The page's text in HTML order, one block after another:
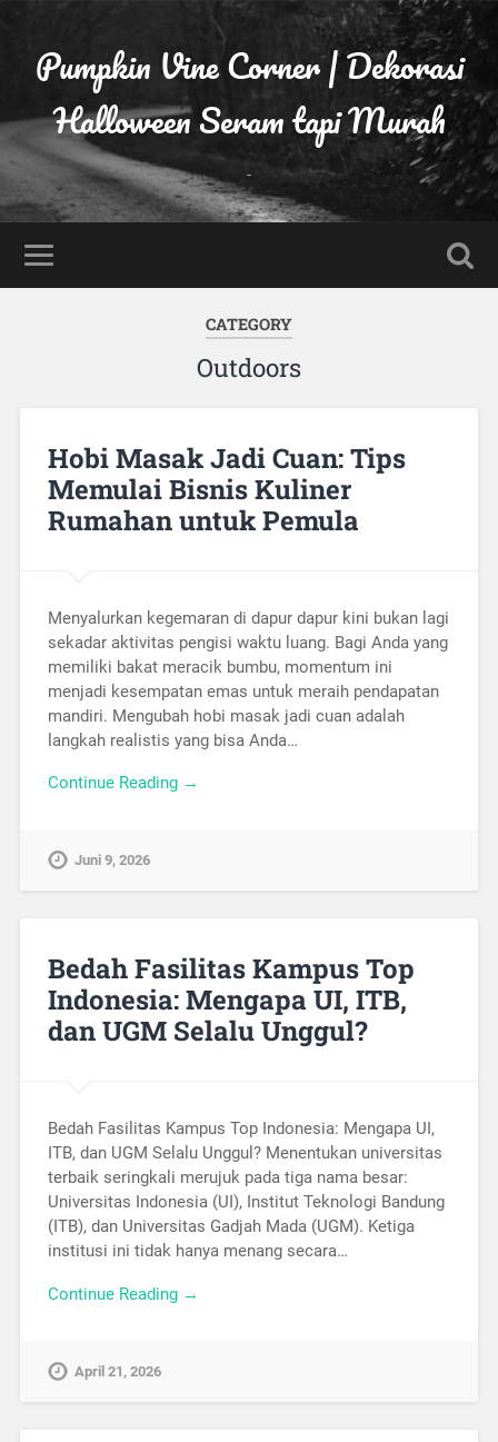
Pumpkin Vine Corner | Dekorasi
Halloween Seram tapi Murah
-
CATEGORY
Outdoors
Hobi Masak Jadi Cuan: Tips
Memulai Bisnis Kuliner
Rumahan untuk Pemula
Menyalurkan kegemaran di dapur dapur kini bukan lagi
sekadar aktivitas pengisi waktu luang. Bagi Anda yang
memiliki bakat meracik bumbu, momentum ini
menjadi kesempatan emas untuk meraih pendapatan
mandiri. Mengubah hobi masak jadi cuan adalah
langkah realistis yang bisa Anda…
Continue Reading →
Juni 9, 2026
Bedah Fasilitas Kampus Top
Indonesia: Mengapa UI, ITB,
dan UGM Selalu Unggul?
Bedah Fasilitas Kampus Top Indonesia: Mengapa UI,
ITB, dan UGM Selalu Unggul? Menentukan universitas
terbaik seringkali merujuk pada tiga nama besar:
Universitas Indonesia (UI), Institut Teknologi Bandung
(ITB), dan Universitas Gadjah Mada (UGM). Ketiga
institusi ini tidak hanya menang secara…
Continue Reading →
April 21, 2026